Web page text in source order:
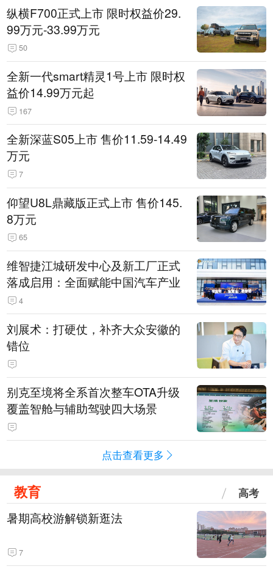
纵横F700正式上市 限时权益价29.
99万元-33.99万元
50
全新一代smart精灵1号上市 限时权
益价14.99万元起
167
全新深蓝S05上市 售价11.59-14.49
万元
7
仰望U8L鼎藏版正式上市 售价145.
8万元
65
维智捷江城研发中心及新工厂正式
落成启用：全面赋能中国汽车产业
4
刘展术：打硬仗，补齐大众安徽的
错位
别克至境将全系首次整车OTA升级
覆盖智舱与辅助驾驶四大场景
点击查看更多
教育 高考
暑期高校游解锁新逛法
7